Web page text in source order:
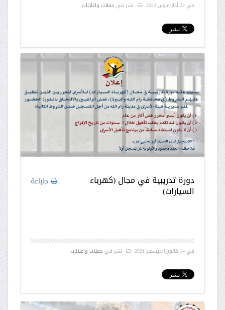
في22 آذار/مارس 2023 . نشر في حملات واعلانات
طباعة دورة تدريبية في مجال (كهرباء
السيارات)
في14 كانون1/ديسمبر 2021 . نشر في حملات واعلانات